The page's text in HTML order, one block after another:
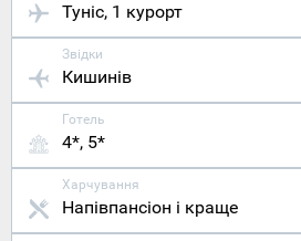
Туніс, 1 курорт
Звідки
Кишинів
Готель
4*, 5*
Харчування
Напівпансіон і краще